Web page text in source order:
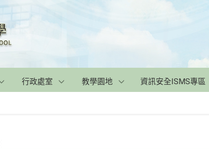
行政處室 教學園地 資訊安全ISMS專區